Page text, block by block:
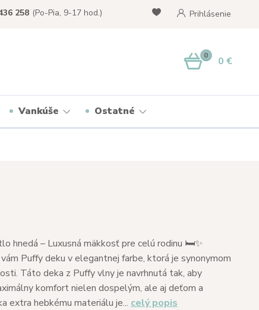
Prihlásenie
258 (Po-Pia, 9-17 hod.)
0 0 €
Vankúše Ostatné
hnedá – Luxusná mäkkosť pre celú rodinu 🛏️✨
Puffy deku v elegantnej farbe, ktorá je synonymom
Táto deka z Puffy vlny je navrhnutá tak, aby
komfort nielen dospelým, ale aj deťom a
extra hebkému materiálu je... celý popis